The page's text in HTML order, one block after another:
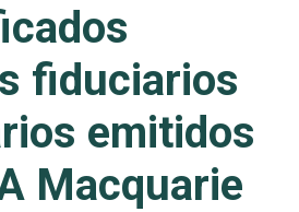
fiduciarios
emitidos
Macquarie